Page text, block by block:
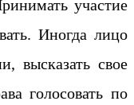
участие
Иногда лицо
высказать свое
голосовать по